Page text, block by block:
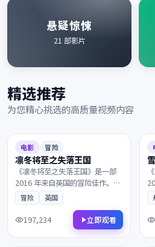
悬疑惊悚
21 部影片
精选推荐
为您精心挑选的高质量视频内容
8.2
电影 冒险
凛冬将至之失落王国
《凛冬将至之失落王国》是一部
2016 年来自英国的冒险佳作。当
真相只剩一线之隔，层层迷雾最
终通向意想不到的结局。凭借出
色的剧本与表演获得多项国际奖
项提名，影迷不容错过。
冒险 英国
197,234 立即观看